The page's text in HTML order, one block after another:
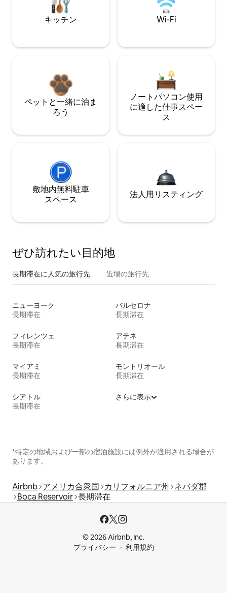
キッチン Wi-Fi
ペットと一緒に泊ま
ろう
ノートパソコン使用
に適した仕事スペー
ス
敷地内無料駐⁠車
ス⁠ペ⁠ー⁠ス
法人用リスティング
ぜひ訪⁠れ⁠た⁠い目⁠的⁠地
長期滞在に人気の旅行先 近場の旅行先
ニューヨーク
長期滞在
バルセロナ
長期滞在
フィレンツェ
長期滞在
アテネ
長期滞在
マイアミ
長期滞在
モントリオール
長期滞在
シアトル
長期滞在
さらに表示
*特定の地域および一部の宿泊施設には例外が適用される場合が
あります。
Airbnb アメリカ合衆国 カリフォルニア州
ネバダ郡
Boca Reservoir 長期滞在
© 2026 Airbnb, Inc.
プライバシー
利用規約